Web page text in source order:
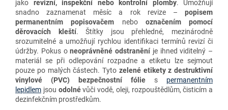
jako
revizní, inspekční nebo kontrolní plomby. Umožňují
snadno zaznamenat měsíc a rok revize –
popisem
permanentním popisovačem
nebo
označením pomocí
děrovacích kleští. Štítky jsou přehledné, mezinárodně
srozumitelné a umožňují rychlou identifikaci termínů revizí či
údržby. Pokus oneoprávněné odstranění je ihned viditelný –
materiál se při odlepování rozpadne a etiketu lze sejmout
pouze po malých částech. Tyto zelené etikety z destruktivní
vinylové (PVC) bezpečnostní fólie
s permanentním
lepidlem jsou odolné vůči vodě, oleji, rozpouštědlům, čisticím a
dezinfekčním prostředkům.